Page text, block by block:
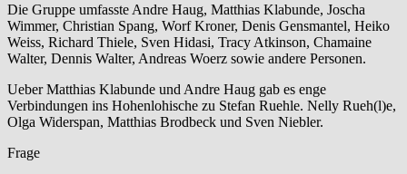
Die Gruppe umfasste Andre Haug, Matthias Klabunde, Joscha
Wimmer, Christian Spang, Worf Kroner, Denis Gensmantel, Heiko
Weiss, Richard Thiele, Sven Hidasi, Tracy Atkinson, Chamaine
Walter, Dennis Walter, Andreas Woerz sowie andere Personen.
Ueber Matthias Klabunde und Andre Haug gab es enge
Verbindungen ins Hohenlohische zu Stefan Ruehle. Nelly Rueh(l)e,
Olga Widerspan, Matthias Brodbeck und Sven Niebler.
Frage